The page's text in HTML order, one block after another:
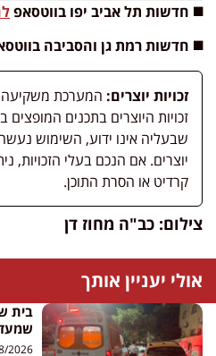
◼️ חדשות תל אביב יפו בווטסאפ
◼️ חדשות רמת גן והסביבה
זכויות יוצרים: המערכת משקיעה
זכויות היוצרים בתכנים
יוצרים. אם הנכם בעלי הזכויות,
קרדיט או הסרת התוכן.
צילום: כב"ה מחוז דן
אולי יעניין אותך
2026